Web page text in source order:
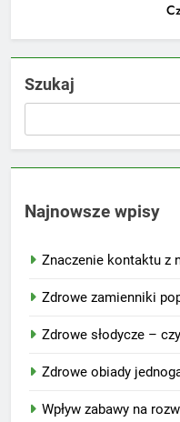
Szukaj
Najnowsze wpisy
Znaczenie kontaktu z
Zdrowe zamienniki
Zdrowe słodycze –
Zdrowe obiady
Wpływ zabawy na